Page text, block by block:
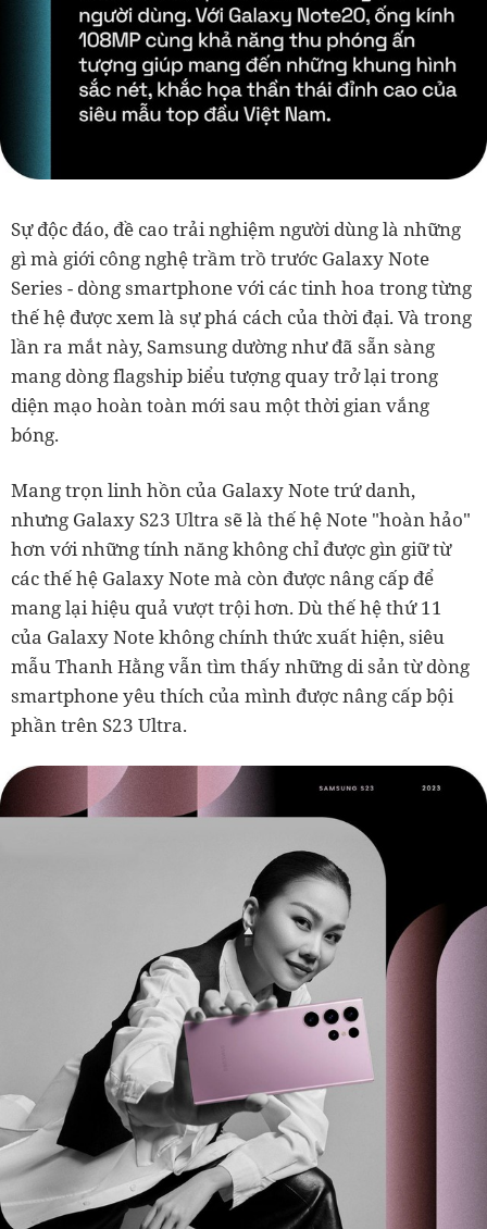
Sự độc đáo, đề cao trải nghiệm người dùng là những
gì mà giới công nghệ trầm trồ trước Galaxy Note
Series - dòng smartphone với các tinh hoa trong từng
thế hệ được xem là sự phá cách của thời đại. Và trong
lần ra mắt này, Samsung dường như đã sẵn sàng
mang dòng flagship biểu tượng quay trở lại trong
diện mạo hoàn toàn mới sau một thời gian vắng
bóng.
Mang trọn linh hồn của Galaxy Note trứ danh,
nhưng Galaxy S23 Ultra sẽ là thế hệ Note "hoàn hảo"
hơn với những tính năng không chỉ được gìn giữ từ
các thế hệ Galaxy Note mà còn được nâng cấp để
mang lại hiệu quả vượt trội hơn. Dù thế hệ thứ 11
của Galaxy Note không chính thức xuất hiện, siêu
mẫu Thanh Hằng vẫn tìm thấy những di sản từ dòng
smartphone yêu thích của mình được nâng cấp bội
phần trên S23 Ultra.